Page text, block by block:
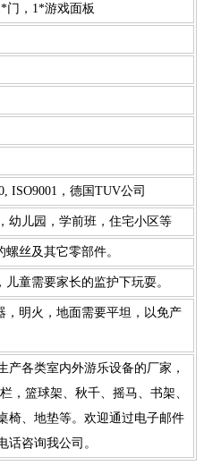
门，1*游戏面板
ISO9001，德国TUV公司
幼儿园，学前班，住宅小区等
丝及其它零部件。
童需要家长的监护下玩耍。
，明火，地面需要平坦，以免产
产各类室内外游乐设备的厂家，
，篮球架、秋千、摇马、书架、
椅、地垫等。欢迎通过电子邮件
话咨询我公司。